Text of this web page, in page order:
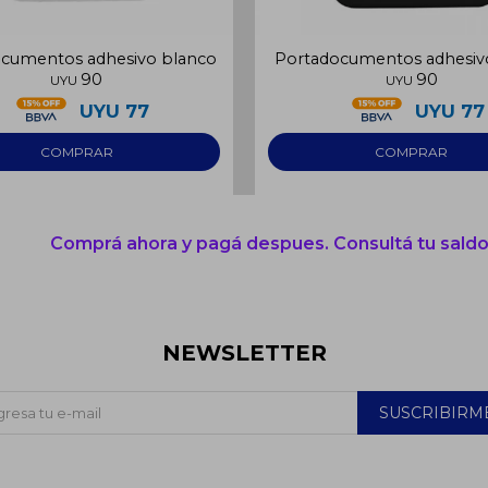
adhesivo blanco
UYU 90
UYU 77
Portadocumentos
UYU 90
UYU 77
Comprá ahora y pagá despues. Consultá tu
NEWSLETTER